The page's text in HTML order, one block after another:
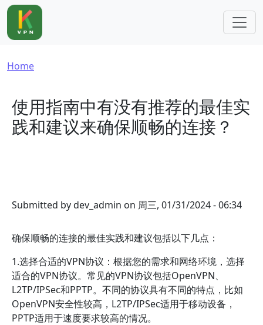
Skip to main content
Breadcrumb
Home
使用指南中有没有推荐的最佳实
践和建议来确保顺畅的连接？
Submitted bydev_admin on 周三, 01/31/2024 - 06:34
确保顺畅的连接的最佳实践和建议包括以下几点：
1.选择合适的VPN协议：根据您的需求和网络环境，选择
适合的VPN协议。常见的VPN协议包括OpenVPN、
L2TP/IPSec和PPTP。不同的协议具有不同的特点，比如
OpenVPN安全性较高，L2TP/IPSec适用于移动设备，
PPTP适用于速度要求较高的情况。